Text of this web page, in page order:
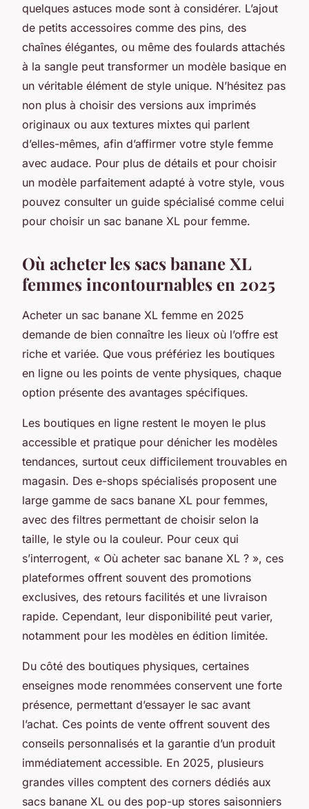
quelques astuces mode sont à considérer. L’ajout
de petits accessoires comme des pins, des
chaînes élégantes, ou même des foulards attachés
à la sangle peut transformer un modèle basique en
un véritable élément de style unique. N’hésitez pas
non plus à choisir des versions aux imprimés
originaux ou aux textures mixtes qui parlent
d’elles-mêmes, afin d’affirmer votre style femme
avec audace. Pour plus de détails et pour choisir
un modèle parfaitement adapté à votre style, vous
pouvez consulter un guide spécialisé comme celui
pour choisir un sac banane XL pour femme.
Où acheter les sacs banane XL
femmes incontournables en 2025
Acheter un sac banane XL femme en 2025
demande de bien connaître les lieux où l’offre est
riche et variée. Que vous préfériez les boutiques
en ligne ou les points de vente physiques, chaque
option présente des avantages spécifiques.
Les boutiques en ligne restent le moyen le plus
accessible et pratique pour dénicher les modèles
tendances, surtout ceux difficilement trouvables en
magasin. Des e-shops spécialisés proposent une
large gamme de sacs banane XL pour femmes,
avec des filtres permettant de choisir selon la
taille, le style ou la couleur. Pour ceux qui
s’interrogent, « Où acheter sac banane XL ? », ces
plateformes offrent souvent des promotions
exclusives, des retours facilités et une livraison
rapide. Cependant, leur disponibilité peut varier,
notamment pour les modèles en édition limitée.
Du côté des boutiques physiques, certaines
enseignes mode renommées conservent une forte
présence, permettant d’essayer le sac avant
l’achat. Ces points de vente offrent souvent des
conseils personnalisés et la garantie d’un produit
immédiatement accessible. En 2025, plusieurs
grandes villes comptent des corners dédiés aux
sacs banane XL ou des pop-up stores saisonniers